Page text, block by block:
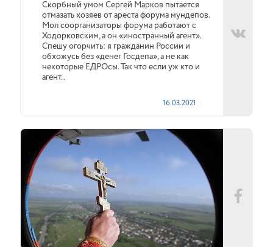
Скорбный умом Сергей Марков пытается
отмазать хозяев от ареста форума мундепов.
Мол соорганизаторы форума работают с
Ходорковским, а он «иностранный агент».
Спешу огорчить: я гражданин России и
обхожусь без «денег Госдепа», а не как
некоторые ЕДРОсы. Так что если уж кто и
агент..
16.03.2021